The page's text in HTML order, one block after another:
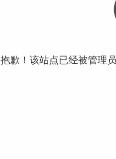
抱歉！该站点已经被管理